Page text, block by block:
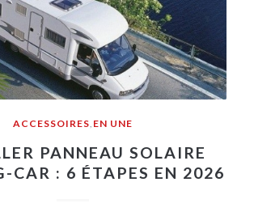
ACCESSOIRES, EN UNE
PANNEAU SOLAIRE
CAR : 6 ÉTAPES EN 2026